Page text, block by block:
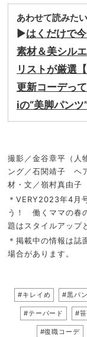
あわせて読みたい
▶︎はくだけで
素材＆美シル
リストが厳選
更新コーデっ
iの“美脚パン
撮影／金谷章平（人
ング／石関靖子 ヘ
材・文／嶺村真由
＊VERY2023年4月
う！ 働くママの春
題はスタイルアップ
＊掲載中の情報は誌
場合があります。
#キレイめ #黒パ
#テーパード #
#復職コーデ